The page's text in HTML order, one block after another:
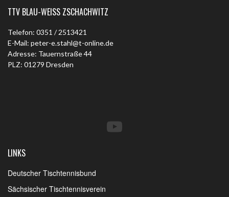
TTV BLAU-WEISS ZSCHACHWITZ
Telefon: 0351 / 2513421
E-Mail: peter-e.stahl@t-online.de
Adresse: Tauernstraße 44
PLZ: 01279 Dresden
YouTube
LINKS
Deutscher Tischtennisbund
Sächsischer Tischtennisverein